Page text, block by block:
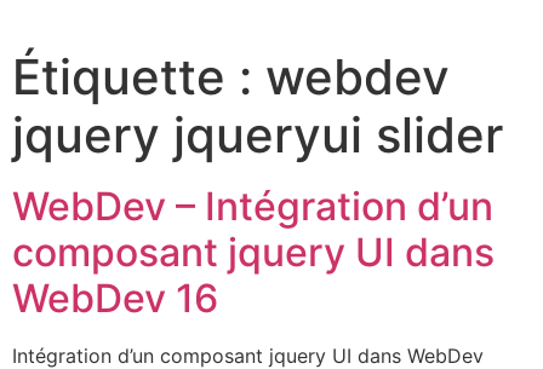
Étiquette : webdev
jquery jqueryui slider
WebDev – Intégration d’un
composant jquery UI dans
WebDev 16
Intégration d’un composant jquery UI dans WebDev